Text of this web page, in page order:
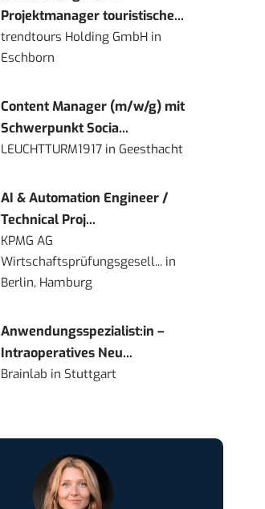
Projektmanager touristische...
trendtours Holding GmbH in
Eschborn
Content Manager (m/w/g) mit
Schwerpunkt Socia...
LEUCHTTURM1917 in Geesthacht
AI & Automation Engineer /
Technical Proj...
KPMG AG
Wirtschaftsprüfungsgesell... in
Berlin, Hamburg
Anwendungsspezialist:in –
Intraoperatives Neu...
Brainlab in Stuttgart